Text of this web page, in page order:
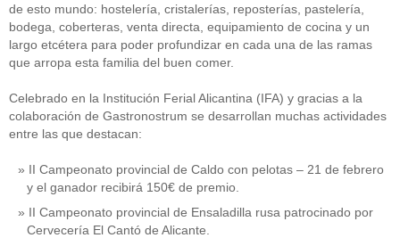
de esto mundo: hostelería, cristalerías, reposterías, pastelería,
bodega, coberteras, venta directa, equipamiento de cocina y un
largo etcétera para poder profundizar en cada una de las ramas
que arropa esta familia del buen comer.
Celebrado en la Institución Ferial Alicantina (IFA) y gracias a la
colaboración de Gastronostrum se desarrollan muchas actividades
entre las que destacan:
II Campeonato provincial de Caldo con pelotas – 21 de febrero
y el ganador recibirá 150€ de premio.
II Campeonato provincial de Ensaladilla rusa patrocinado por
Cervecería El Cantó de Alicante.